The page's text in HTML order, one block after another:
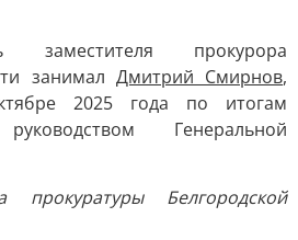
заместителя прокурора
занимал Дмитрий Смирнов,
2025 года по итогам
Генеральной
прокуратуры Белгородской